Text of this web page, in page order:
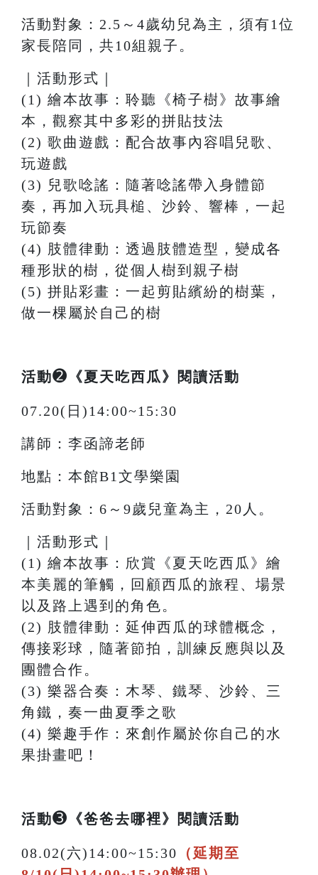
活動對象：2.5～4歲幼兒為主，須有1位
家長陪同，共10組親子。
｜活動形式｜
(1) 繪本故事：聆聽《椅⼦樹》故事繪
本，觀察其中多彩的拼貼技法
(2) 歌曲遊戲：配合故事內容唱兒歌、
玩遊戲
(3) 兒歌唸謠：隨著唸謠帶入⾝體節
奏，再加入玩具槌、沙鈴、響棒，⼀起
玩節奏
(4) 肢體律動：透過肢體造型，變成各
種形狀的樹，從個⼈樹到親⼦樹
(5) 拼貼彩畫：⼀起剪貼繽紛的樹葉，
做⼀棵屬於⾃⼰的樹
活動➋ 《夏天吃西瓜》閱讀活動
07.20(日)14:00~15:30
講師：李函諦老師
地點：本館B1文學樂園
活動對象：6～9歲兒童為主，20人。
｜活動形式｜
(1) 繪本故事：欣賞《夏天吃⻄瓜》繪
本美麗的筆觸，回顧⻄瓜的旅程、場景
以及路上遇到的⾓⾊。
(2) 肢體律動：延伸⻄瓜的球體概念，
傳接彩球，隨著節拍，訓練反應與以及
團體合作。
(3) 樂器合奏：⽊琴、鐵琴、沙鈴、三
⾓鐵，奏⼀曲夏季之歌
(4) 樂趣⼿作：來創作屬於你⾃⼰的⽔
果掛畫吧！
活動➌ 《爸爸去哪裡》閱讀活動
08.02(六)14:00~15:30 （延期至